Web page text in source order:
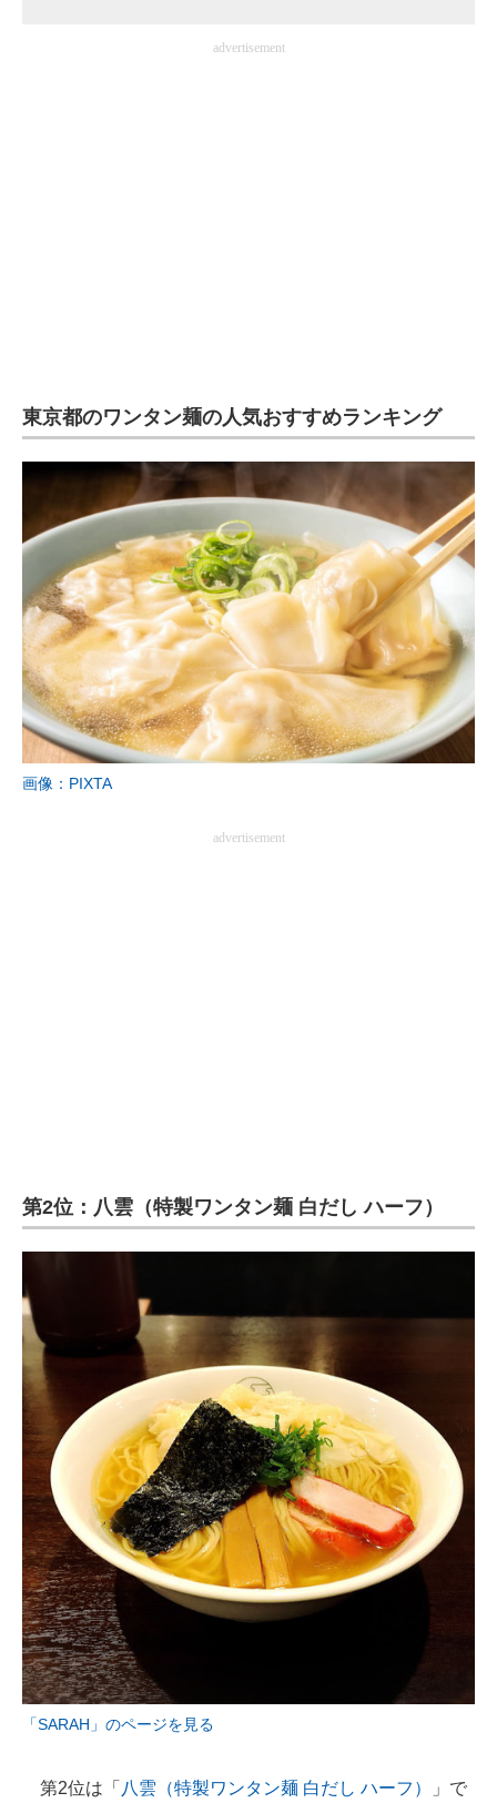
advertisement
東京都のワンタン麺の人気おすすめランキング
画像：PIXTA
advertisement
第2位：八雲（特製ワンタン麺 白だし ハーフ）
「SARAH」のページを見る
第2位は「 八雲（特製ワンタン麺 白だし ハーフ） 」で